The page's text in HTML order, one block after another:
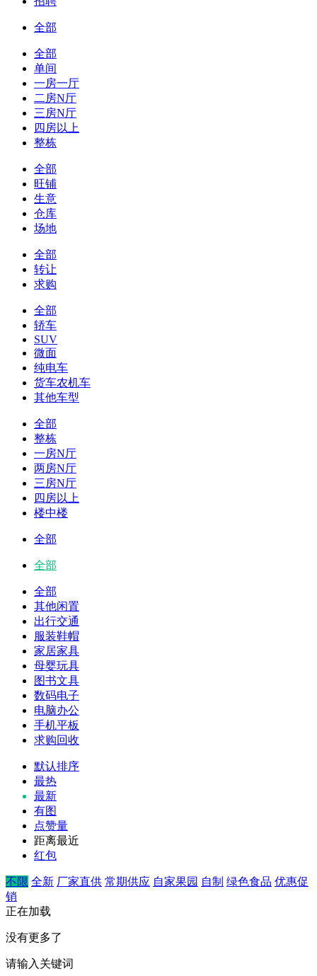
全部
全部
单间
一房一厅
二房N厅
三房N厅
四房以上
整栋
全部
旺铺
生意
仓库
场地
全部
转让
求购
全部
轿车
SUV
微面
纯电车
货车农机车
其他车型
全部
整栋
一房N厅
两房N厅
三房N厅
四房以上
楼中楼
全部
全部
全部
其他闲置
出行交通
服装鞋帽
家居家具
母婴玩具
图书文具
数码电子
电脑办公
手机平板
求购回收
默认排序
最热
最新
有图
点赞量
距离最近
红包
不限 全新 厂家直供 常期供应 自家果园 自制 绿色食品 优惠促
销
正在加载
没有更多了
请输入关键词